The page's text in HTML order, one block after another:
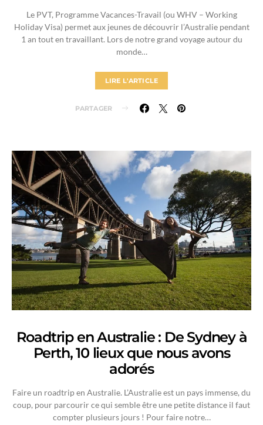
Le PVT, Programme Vacances-Travail (ou WHV – Working
Holiday Visa) permet aux jeunes de découvrir l’Australie pendant
1 an tout en travaillant. Lors de notre grand voyage autour du
monde…
LIRE L'ARTICLE
PARTAGER
Roadtrip en Australie : De Sydney à
Perth, 10 lieux que nous avons
adorés
Faire un roadtrip en Australie. L’Australie est un pays immense, du
coup, pour parcourir ce qui semble être une petite distance il faut
compter plusieurs jours ! Pour faire notre…